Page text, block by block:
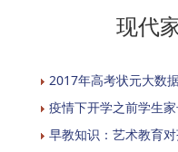
现代
2017年高考状元大数
疫情下开学之前学生
早教知识：艺术教育